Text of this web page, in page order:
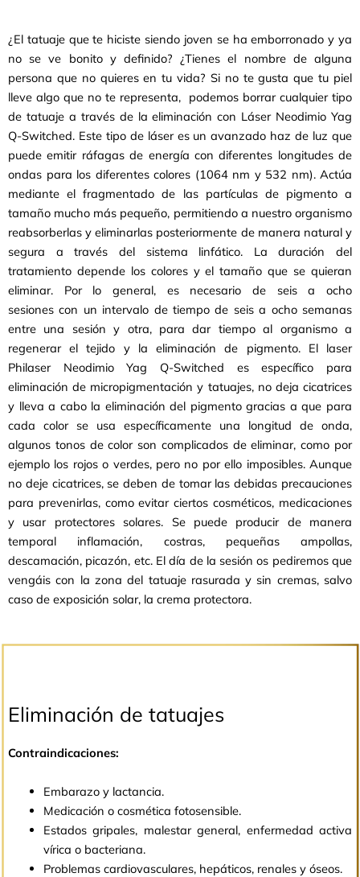
¿El tatuaje que te hiciste siendo joven se ha emborronado y ya
no se ve bonito y definido? ¿Tienes el nombre de alguna
persona que no quieres en tu vida? Si no te gusta que tu piel
lleve algo que no te representa, podemos borrar cualquier tipo
de tatuaje a través de la eliminación con Láser Neodimio Yag
Q-Switched. Este tipo de láser es un avanzado haz de luz que
puede emitir ráfagas de energía con diferentes longitudes de
ondas para los diferentes colores (1064 nm y 532 nm). Actúa
mediante el fragmentado de las partículas de pigmento a
tamaño mucho más pequeño, permitiendo a nuestro organismo
reabsorberlas y eliminarlas posteriormente de manera natural y
segura a través del sistema linfático. La duración del
tratamiento depende los colores y el tamaño que se quieran
eliminar. Por lo general, es necesario de seis a ocho
sesiones con un intervalo de tiempo de seis a ocho semanas
entre una sesión y otra, para dar tiempo al organismo a
regenerar el tejido y la eliminación de pigmento. El laser
Philaser Neodimio Yag Q-Switched es específico para
eliminación de micropigmentación y tatuajes, no deja cicatrices
y lleva a cabo la eliminación del pigmento gracias a que para
cada color se usa específicamente una longitud de onda,
algunos tonos de color son complicados de eliminar, como por
ejemplo los rojos o verdes, pero no por ello imposibles. Aunque
no deje cicatrices, se deben de tomar las debidas precauciones
para prevenirlas, como evitar ciertos cosméticos, medicaciones
y usar protectores solares. Se puede producir de manera
temporal inflamación, costras, pequeñas ampollas,
descamación, picazón, etc. El día de la sesión os pediremos que
vengáis con la zona del tatuaje rasurada y sin cremas, salvo
caso de exposición solar, la crema protectora.
Eliminación de tatuajes
Contraindicaciones:
Embarazo y lactancia.
Medicación o cosmética fotosensible.
Estados gripales, malestar general, enfermedad activa
vírica o bacteriana.
Problemas cardiovasculares, hepáticos, renales y óseos.